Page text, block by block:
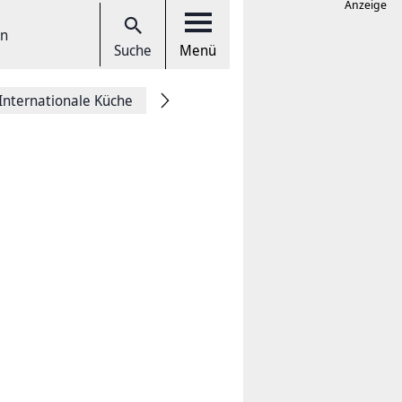
Suche Menü
Küche
Anzeige